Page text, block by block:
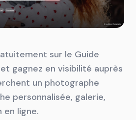
sur le Guide
gagnez en visibilité auprès
un photographe
personnalisée, galerie,
en ligne.